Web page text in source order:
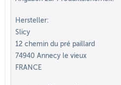
Hersteller:
Slicy
12 chemin du pré paillard
74940 Annecy le vieux
FRANCE